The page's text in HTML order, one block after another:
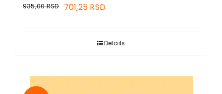
935,00RSD 701,25 RSD
Details